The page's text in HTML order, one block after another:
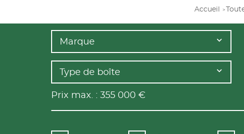
Accueil
Marque
Type de boîte
Prix max. : 355 000 €